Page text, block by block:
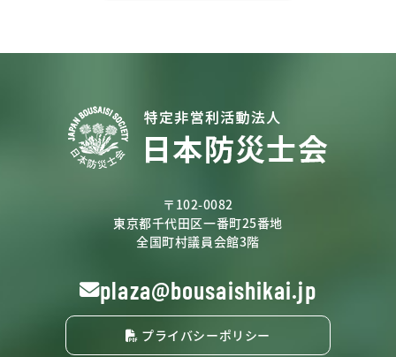
〒102-0082
東京都千代田区一番町25番地
全国町村議員会館3階
plaza@bousaishikai.jp
プライバシーポリシー